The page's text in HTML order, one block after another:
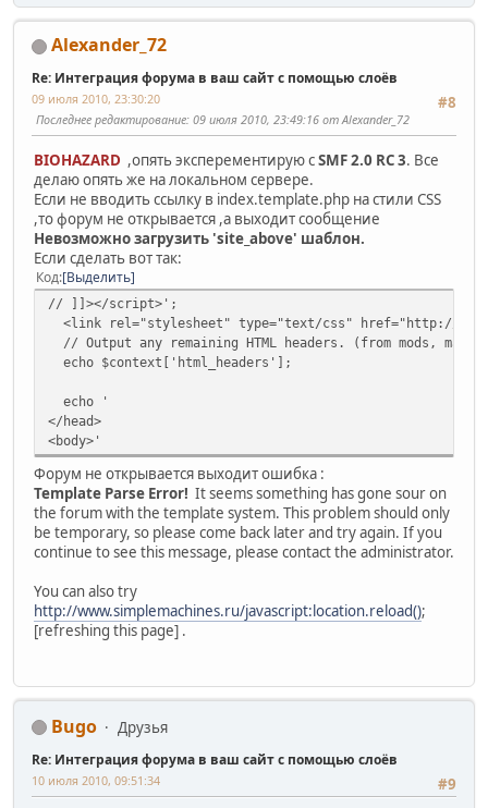
Alexander_72
Re: Интеграция форума в ваш сайт с помощью слоёв
#8
09 июля 2010, 23:30:20
Последнее редактирование: 09 июля 2010, 23:49:16 от Alexander_72
BIOHAZARD ,опять эксперементирую сSMF 2.0 RC 3. Все
делаю опять же на локальном сервере.
Если не вводить ссылку в index.template.php на стили CSS
,то форум не открывается ,а выходит сообщение
Невозможно загрузить 'site_above' шаблон.
Если сделать вот так:
Код Выделить
// ]]></script>';
<link rel="stylesheet" type="text/css" href="http://
// Output any remaining HTML headers. (from mods,
echo $context['html_headers'];
echo '
</head>
<body>'
Форум не открывается выходит ошибка :
Template Parse Error! It seems something has gone sour on
the forum with the template system. This problem should only
be temporary, so please come back later and try again. If you
continue to see this message, please contact the administrator.
You can also try
http://www.simplemachines.ru/javascript:location.reload();
[refreshing this page] .
Bugo Друзья
Re: Интеграция форума в ваш сайт с помощью слоёв
#9
10 июля 2010, 09:51:34